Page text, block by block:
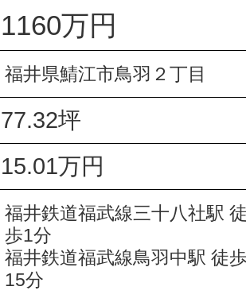
1160万円
福井県鯖江市鳥羽２丁目
77.32坪
15.01万円
福井鉄道福武線三十八社駅
歩1分
福井鉄道福武線鳥羽中駅 徒
15分